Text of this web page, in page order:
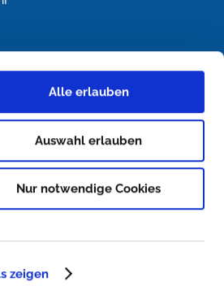
zeigen
Alle erlauben
Auswahl erlauben
Nur notwendige Cookies
YouTube